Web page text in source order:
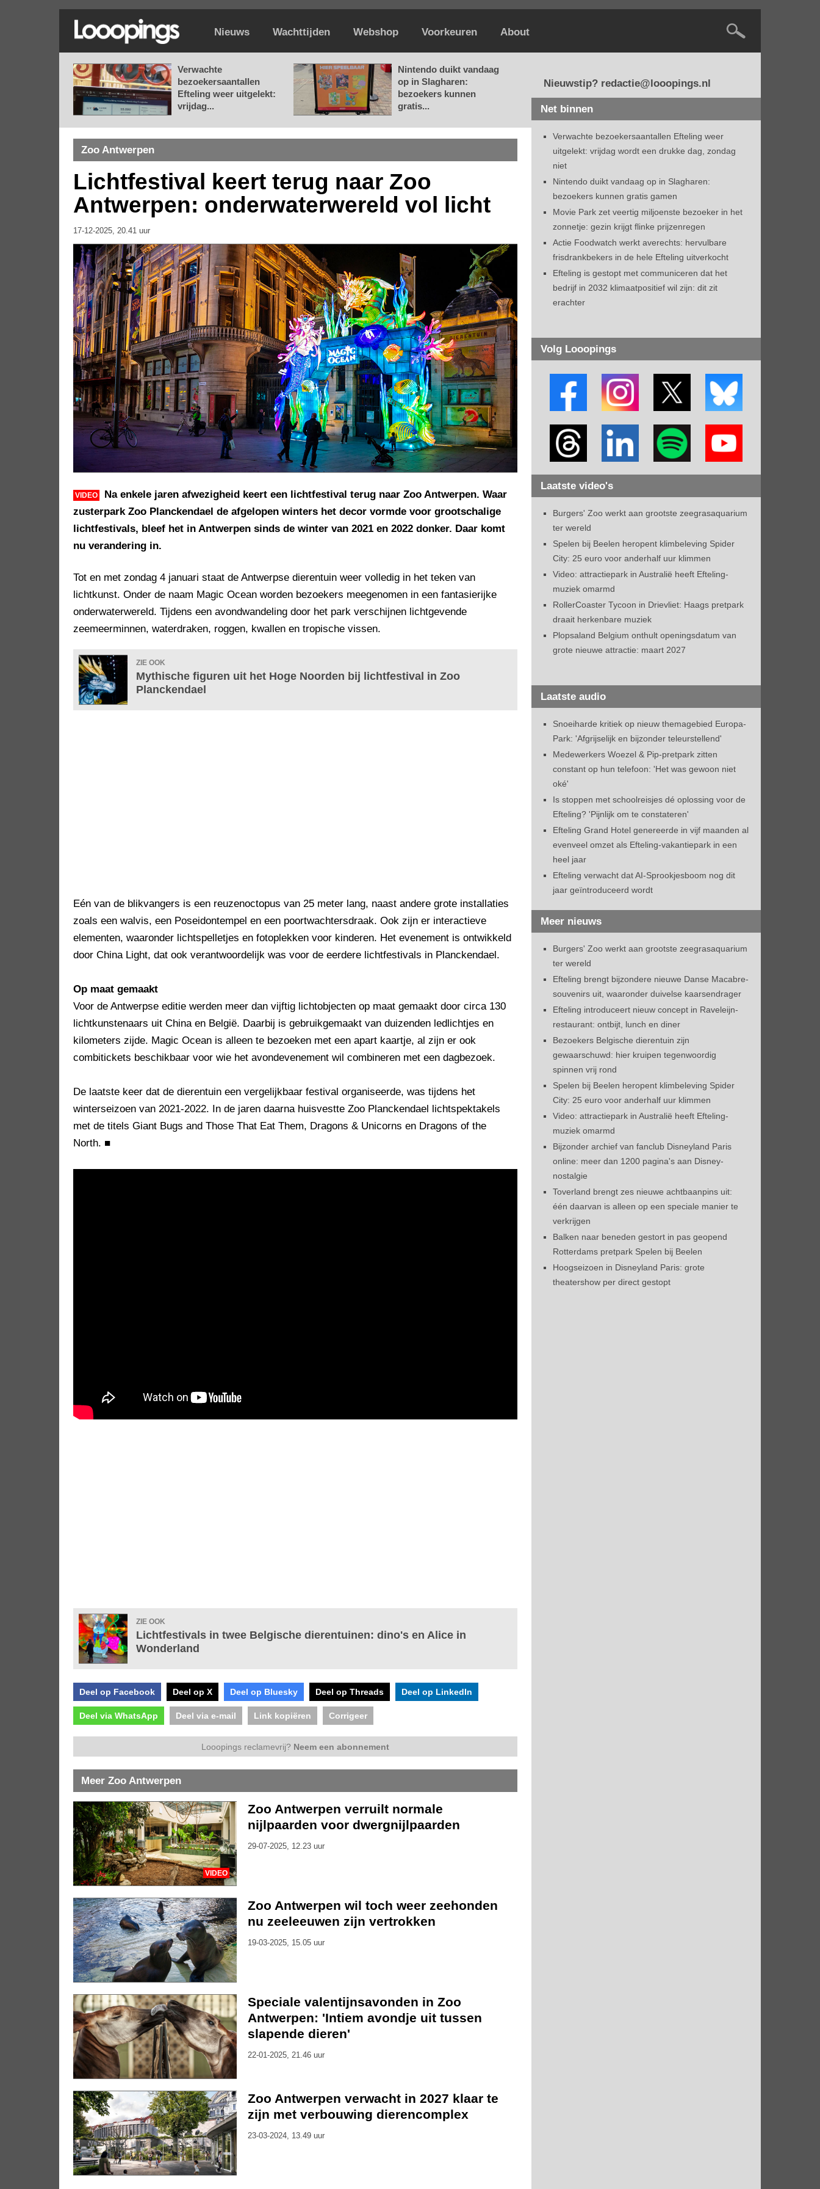
Nieuws Wachttijden Webshop Voorkeuren About
Verwachte
bezoekersaantallen
Efteling weer uitgelekt:
vrijdag...
Nintendo duikt vandaag
op in Slagharen:
bezoekers kunnen
gratis...
Zoo Antwerpen
Lichtfestival keert terug naar Zoo
Antwerpen: onderwaterwereld vol licht
17-12-2025, 20.41 uur
VIDEO
Na enkele jaren afwezigheid keert een lichtfestival terug naar Zoo Antwerpen. Waar
zusterpark Zoo Planckendael de afgelopen winters het decor vormde voor grootschalige
lichtfestivals, bleef het in Antwerpen sinds de winter van 2021 en 2022 donker. Daar komt
nu verandering in.
Tot en met zondag 4 januari staat de Antwerpse dierentuin weer volledig in het teken van
lichtkunst. Onder de naam Magic Ocean worden bezoekers meegenomen in een fantasierijke
onderwaterwereld. Tijdens een avondwandeling door het park verschijnen lichtgevende
zeemeerminnen, waterdraken, roggen, kwallen en tropische vissen.
ZIE OOK
Mythische figuren uit het Hoge Noorden bij lichtfestival in Zoo
Planckendael
Eén van de blikvangers is een reuzenoctopus van 25 meter lang, naast andere grote installaties
zoals een walvis, een Poseidontempel en een poortwachtersdraak. Ook zijn er interactieve
elementen, waaronder lichtspelletjes en fotoplekken voor kinderen. Het evenement is ontwikkeld
door China Light, dat ook verantwoordelijk was voor de eerdere lichtfestivals in Planckendael.
Op maat gemaakt
Voor de Antwerpse editie werden meer dan vijftig lichtobjecten op maat gemaakt door circa 130
lichtkunstenaars uit China en België. Daarbij is gebruikgemaakt van duizenden ledlichtjes en
kilometers zijde. Magic Ocean is alleen te bezoeken met een apart kaartje, al zijn er ook
combitickets beschikbaar voor wie het avondevenement wil combineren met een dagbezoek.
De laatste keer dat de dierentuin een vergelijkbaar festival organiseerde, was tijdens het
winterseizoen van 2021-2022. In de jaren daarna huisvestte Zoo Planckendael lichtspektakels
met de titels Giant Bugs and Those That Eat Them, Dragons & Unicorns en Dragons of the
North. ■
ZIE OOK
Lichtfestivals in twee Belgische dierentuinen: dino's en Alice in
Wonderland
Deel op Facebook Deel op X Deel op Bluesky Deel op Threads Deel op LinkedIn
Deel via WhatsApp Deel via e-mail Link kopiëren Corrigeer
Looopings reclamevrij? Neem een abonnement
Meer Zoo Antwerpen
VIDEO
Zoo Antwerpen verruilt normale
nijlpaarden voor dwergnijlpaarden
29-07-2025, 12.23 uur
Zoo Antwerpen wil toch weer zeehonden
nu zeeleeuwen zijn vertrokken
19-03-2025, 15.05 uur
Speciale valentijnsavonden in Zoo
Antwerpen: 'Intiem avondje uit tussen
slapende dieren'
22-01-2025, 21.46 uur
Zoo Antwerpen verwacht in 2027 klaar te
zijn met verbouwing dierencomplex
23-03-2024, 13.49 uur
Nieuwstip? redactie@looopings.nl
Net binnen
Verwachte bezoekersaantallen Efteling weer
uitgelekt: vrijdag wordt een drukke dag, zondag
niet
Nintendo duikt vandaag op in Slagharen:
bezoekers kunnen gratis gamen
Movie Park zet veertig miljoenste bezoeker in het
zonnetje: gezin krijgt flinke prijzenregen
Actie Foodwatch werkt averechts: hervulbare
frisdrankbekers in de hele Efteling uitverkocht
Efteling is gestopt met communiceren dat het
bedrijf in 2032 klimaatpositief wil zijn: dit zit
erachter
Volg Looopings
Laatste video's
Burgers' Zoo werkt aan grootste zeegrasaquarium
ter wereld
Spelen bij Beelen heropent klimbeleving Spider
City: 25 euro voor anderhalf uur klimmen
Video: attractiepark in Australië heeft Efteling-
muziek omarmd
RollerCoaster Tycoon in Drievliet: Haags pretpark
draait herkenbare muziek
Plopsaland Belgium onthult openingsdatum van
grote nieuwe attractie: maart 2027
Laatste audio
Snoeiharde kritiek op nieuw themagebied Europa-
Park: 'Afgrijselijk en bijzonder teleurstellend'
Medewerkers Woezel & Pip-pretpark zitten
constant op hun telefoon: 'Het was gewoon niet
oké'
Is stoppen met schoolreisjes dé oplossing voor de
Efteling? 'Pijnlijk om te constateren'
Efteling Grand Hotel genereerde in vijf maanden al
evenveel omzet als Efteling-vakantiepark in een
heel jaar
Efteling verwacht dat AI-Sprookjesboom nog dit
jaar geïntroduceerd wordt
Meer nieuws
Burgers' Zoo werkt aan grootste zeegrasaquarium
ter wereld
Efteling brengt bijzondere nieuwe Danse Macabre-
souvenirs uit, waaronder duivelse kaarsendrager
Efteling introduceert nieuw concept in Raveleijn-
restaurant: ontbijt, lunch en diner
Bezoekers Belgische dierentuin zijn
gewaarschuwd: hier kruipen tegenwoordig
spinnen vrij rond
Spelen bij Beelen heropent klimbeleving Spider
City: 25 euro voor anderhalf uur klimmen
Video: attractiepark in Australië heeft Efteling-
muziek omarmd
Bijzonder archief van fanclub Disneyland Paris
online: meer dan 1200 pagina's aan Disney-
nostalgie
Toverland brengt zes nieuwe achtbaanpins uit:
één daarvan is alleen op een speciale manier te
verkrijgen
Balken naar beneden gestort in pas geopend
Rotterdams pretpark Spelen bij Beelen
Hoogseizoen in Disneyland Paris: grote
theatershow per direct gestopt